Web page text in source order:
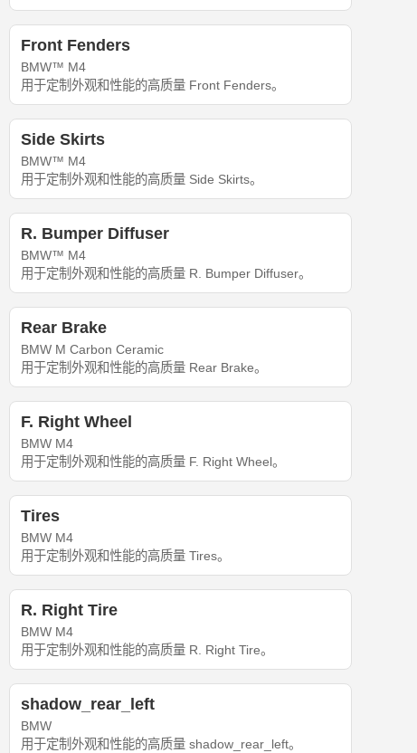
Front Fenders
BMW™ M4
用于定制外观和性能的高质量 Front Fenders。
Side Skirts
BMW™ M4
用于定制外观和性能的高质量 Side Skirts。
R. Bumper Diffuser
BMW™ M4
用于定制外观和性能的高质量 R. Bumper Diffuser。
Rear Brake
BMW M Carbon Ceramic
用于定制外观和性能的高质量 Rear Brake。
F. Right Wheel
BMW M4
用于定制外观和性能的高质量 F. Right Wheel。
Tires
BMW M4
用于定制外观和性能的高质量 Tires。
R. Right Tire
BMW M4
用于定制外观和性能的高质量 R. Right Tire。
shadow_rear_left
BMW
用于定制外观和性能的高质量 shadow_rear_left。